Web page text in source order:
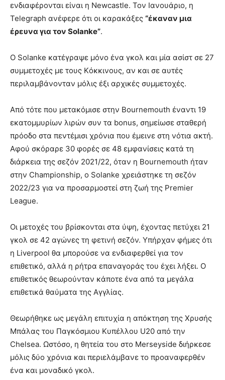
ενδιαφέρονται είναι η Newcastle. Τον Ιανουάριο, η
Telegraph ανέφερε ότι οι καρακάξες “έκαναν μια
έρευνα για τον Solanke”.
Ο Solanke κατέγραψε μόνο ένα γκολ και μία ασίστ σε 27
συμμετοχές με τους Kόκκινους, αν και σε αυτές
περιλαμβάνονταν μόλις έξι αρχικές συμμετοχές.
Από τότε που μετακόμισε στην Bournemouth έναντι 19
εκατομμυρίων λιρών συν τα bonus, σημείωσε σταθερή
πρόοδο στα πεντέμισι χρόνια που έμεινε στη νότια ακτή.
Αφού σκόραρε 30 φορές σε 48 εμφανίσεις κατά τη
διάρκεια της σεζόν 2021/22, όταν η Bournemouth ήταν
στην Championship, ο Solanke χρειάστηκε τη σεζόν
2022/23 για να προσαρμοστεί στη ζωή της Premier
League.
Οι μετοχές του βρίσκονται στα ύψη, έχοντας πετύχει 21
γκολ σε 42 αγώνες τη φετινή σεζόν. Υπήρχαν φήμες ότι
η Liverpool θα μπορούσε να ενδιαφερθεί για τον
επιθετικό, αλλά η ρήτρα επαναγοράς του έχει λήξει. Ο
επιθετικός θεωρούνταν κάποτε ένα από τα μεγάλα
επιθετικά θαύματα της Αγγλίας.
Θεωρήθηκε ως μεγάλη επιτυχία η απόκτηση της Χρυσής
Μπάλας του Παγκόσμιου Κυπέλλου U20 από την
Chelsea. Ωστόσο, η θητεία του στο Merseyside διήρκεσε
μόλις δύο χρόνια και περιελάμβανε το προαναφερθέν
ένα και μοναδικό γκολ.